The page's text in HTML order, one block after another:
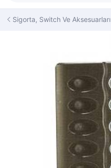
Sigorta, Switch Ve Aksesuarları